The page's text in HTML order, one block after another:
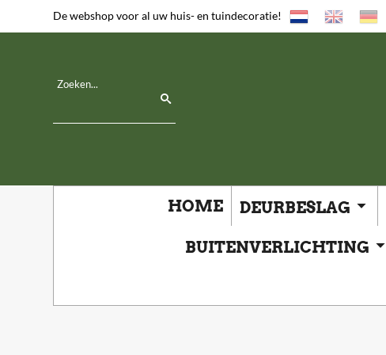
De webshop voor al uw huis- en tuindecoratie!
HOME DEURBESLAG
BUITENVERLICHTING